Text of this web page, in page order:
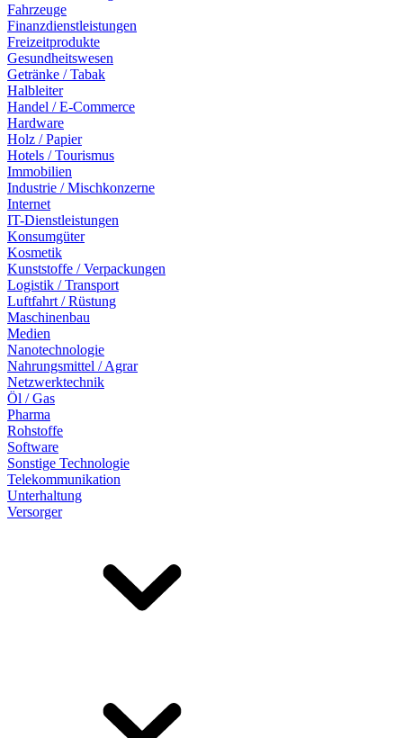
Fahrzeuge
Finanzdienstleistungen
Freizeitprodukte
Gesundheitswesen
Getränke / Tabak
Halbleiter
Handel / E-Commerce
Hardware
Holz / Papier
Hotels / Tourismus
Immobilien
Industrie / Mischkonzerne
Internet
IT-Dienstleistungen
Konsumgüter
Kosmetik
Kunststoffe / Verpackungen
Logistik / Transport
Luftfahrt / Rüstung
Maschinenbau
Medien
Nanotechnologie
Nahrungsmittel / Agrar
Netzwerktechnik
Öl / Gas
Pharma
Rohstoffe
Software
Sonstige Technologie
Telekommunikation
Unterhaltung
Versorger